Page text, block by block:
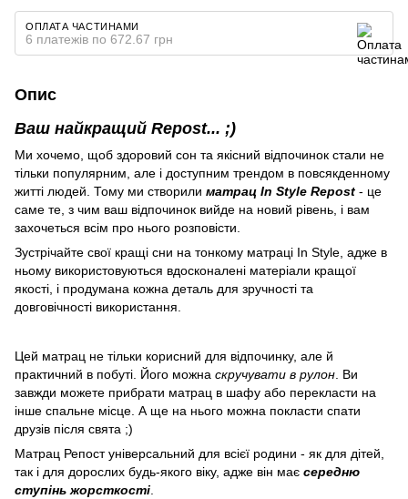
ОПЛАТА ЧАСТИНАМИ
6 платежів по 672.67 грн
Опис
Ваш найкращий Repost... ;)
Ми хочемо, щоб здоровий сон та якісний відпочинок стали не
тільки популярним, але і доступним трендом в повсякденному
житті людей. Тому ми створили матрац In Style Repost - це
саме те, з чим ваш відпочинок вийде на новий рівень, і вам
захочеться всім про нього розповісти.
Зустрічайте свої кращі сни на тонкому матраці In Style, адже в
ньому використовуються вдосконалені матеріали кращої
якості, і продумана кожна деталь для зручності та
довговічності використання.
Цей матрац не тільки корисний для відпочинку, але й
практичний в побуті. Його можна скручувати в рулон . Ви
завжди можете прибрати матрац в шафу або перекласти на
інше спальне місце. А ще на нього можна покласти спати
друзів після свята ;)
Матрац Репост універсальний для всієї родини - як для дітей,
так і для дорослих будь-якого віку, адже він має середню
ступінь жорсткості